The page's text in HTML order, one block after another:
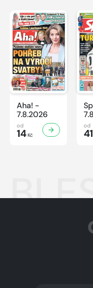
Aha! -
7.8.2026
od
14Kč
od
41